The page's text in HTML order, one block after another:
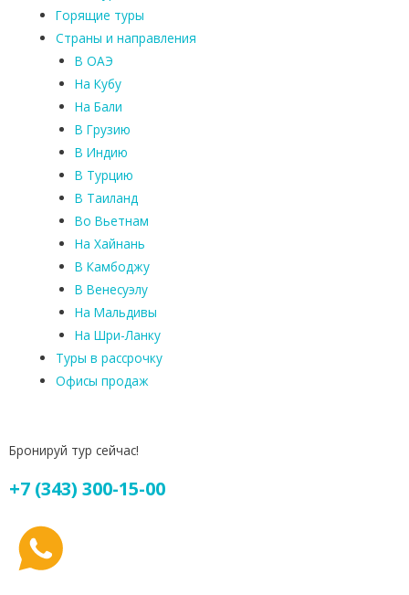
Горящие туры
Страны и направления
В ОАЭ
На Кубу
На Бали
В Грузию
В Индию
В Турцию
В Таиланд
Во Вьетнам
На Хайнань
В Камбоджу
В Венесуэлу
На Мальдивы
На Шри-Ланку
Туры в рассрочку
Офисы продаж
Бронируй тур сейчас!
+7 (343) 300-15-00